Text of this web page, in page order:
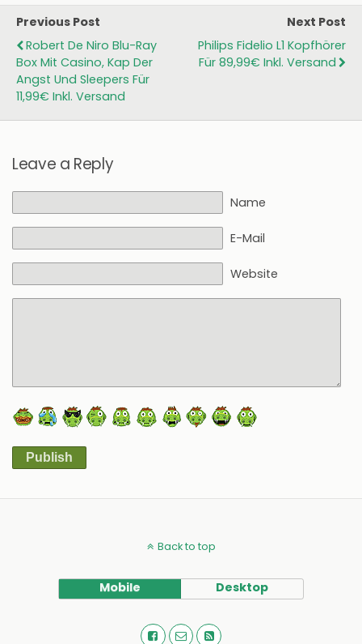
Previous Post
Robert De Niro Blu-Ray
Box Mit Casino, Kap Der
Angst Und Sleepers Für
11,99€ Inkl. Versand
Next Post
Philips Fidelio L1 Kopfhörer
Für 89,99€ Inkl. Versand
Leave a Reply
Name
E-Mail
Website
Publish
Back to top
Mobile Desktop